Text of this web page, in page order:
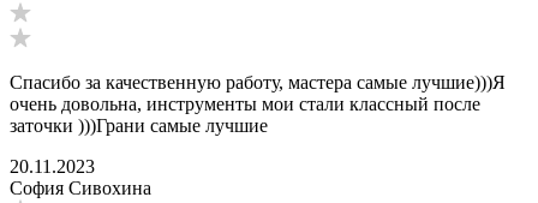
Спасибо за качественную работу, мастера самые лучшие)))Я
очень довольна, инструменты мои стали классный после
заточки )))Грани самые лучшие
20.11.2023
София Сивохина